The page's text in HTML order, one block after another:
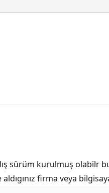
sürüm kurulmuş olabilr
firma veya